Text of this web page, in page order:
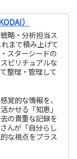
）
略・分析担当ス
まで積み上げて
スターシードの
ピリチュアルな
整理・管理して
覚的な情報を、
かせる「知恵」
の貴重な記録を
んが「自分らし
な視点をプラス